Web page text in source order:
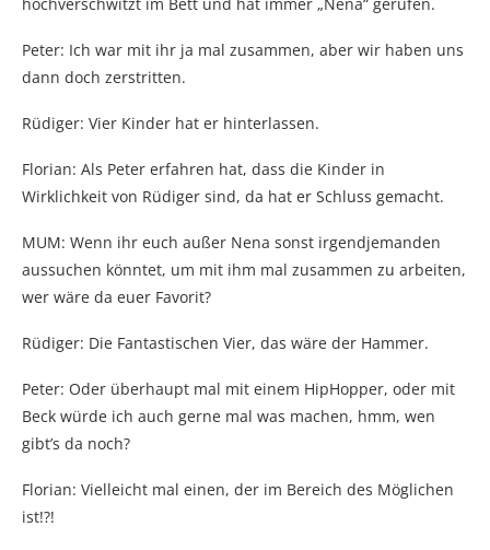
Peter: Ich war mit ihr ja mal zusammen, aber wir haben uns
dann doch zerstritten.
Rüdiger: Vier Kinder hat er hinterlassen.
Florian: Als Peter erfahren hat, dass die Kinder in
Wirklichkeit von Rüdiger sind, da hat er Schluss gemacht.
MUM: Wenn ihr euch außer Nena sonst irgendjemanden
aussuchen könntet, um mit ihm mal zusammen zu arbeiten,
wer wäre da euer Favorit?
Rüdiger: Die Fantastischen Vier, das wäre der Hammer.
Peter: Oder überhaupt mal mit einem HipHopper, oder mit
Beck würde ich auch gerne mal was machen, hmm, wen
gibt’s da noch?
Florian: Vielleicht mal einen, der im Bereich des Möglichen
ist!?!